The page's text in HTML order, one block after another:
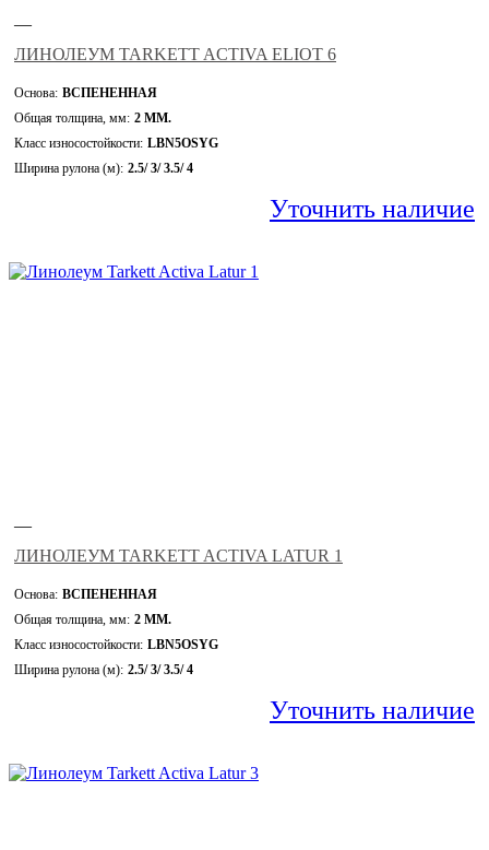
—
ЛИНОЛЕУМ TARKETT ACTIVA ELIOT 6
Основа: ВСПЕНЕННАЯ
Общая толщина, мм: 2 ММ.
Класс износостойкости: LBN5OSYG
Ширина рулона (м): 2.5/ 3/ 3.5/ 4
Уточнить наличие
—
ЛИНОЛЕУМ TARKETT ACTIVA LATUR 1
Основа: ВСПЕНЕННАЯ
Общая толщина, мм: 2 ММ.
Класс износостойкости: LBN5OSYG
Ширина рулона (м): 2.5/ 3/ 3.5/ 4
Уточнить наличие